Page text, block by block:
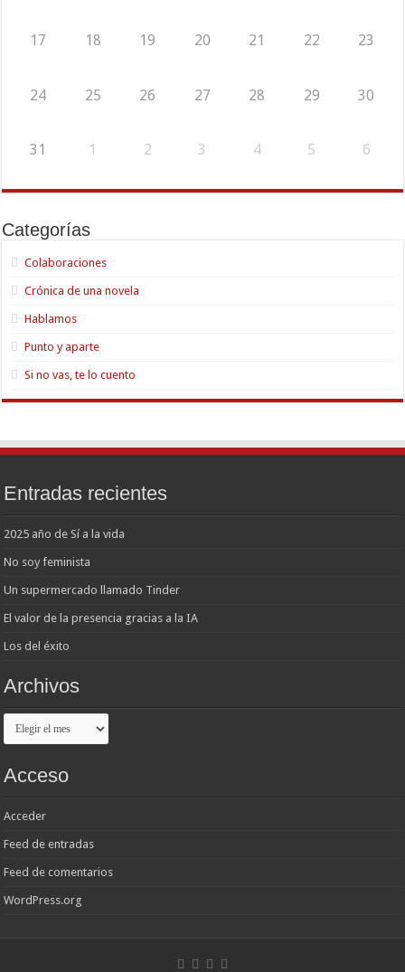
17 18 19 20 21 22 23
24 25 26 27 28 29 30
31 1 2 3 4 5 6
Categorías
Colaboraciones
Crónica de una novela
Hablamos
Punto y aparte
Si no vas, te lo cuento
Entradas recientes
2025 año de Sí a la vida
No soy feminista
Un supermercado llamado Tinder
El valor de la presencia gracias a la IA
Los del éxito
Archivos
Archivos
Acceso
Acceder
Feed de entradas
Feed de comentarios
WordPress.org